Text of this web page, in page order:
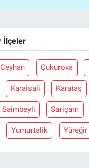
İlçeler
Ceyhan Çukurova
Karaisali Karataş
Saimbeyli Sariçam
Yumurtalik Yüreğir